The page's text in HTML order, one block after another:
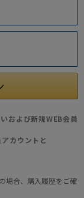
および新規WEB会員
カウントと
場合、購入履歴をご確